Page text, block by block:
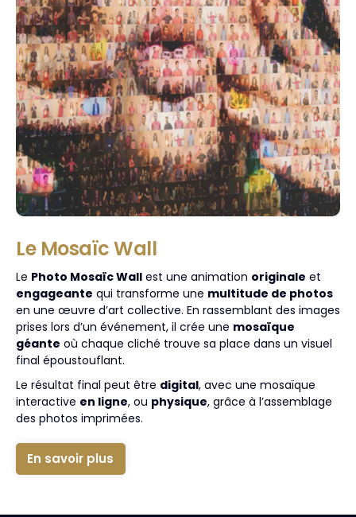
Le Mosaïc Wall
Le Photo Mosaïc Wall est une animation originale et
engageante qui transforme une multitude de photos
en une œuvre d’art collective. En rassemblant des images
prises lors d’un événement, il crée une mosaïque
géante où chaque cliché trouve sa place dans un visuel
final époustouflant.
Le résultat final peut être digital, avec une mosaïque
interactive en ligne, ou physique, grâce à l’assemblage
des photos imprimées.
En savoir plus